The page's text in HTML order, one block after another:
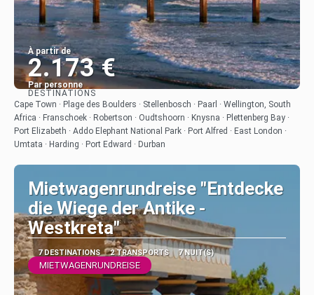
À partir de
2.173 €
Par personne
Afficher
DESTINATIONS
Cape Town · Plage des Boulders · Stellenbosch · Paarl · Wellington, South
Africa · Franschoek · Robertson · Oudtshoorn · Knysna · Plettenberg Bay ·
Port Elizabeth · Addo Elephant National Park · Port Alfred · East London ·
Umtata · Harding · Port Edward · Durban
Mietwagenrundreise "Entdecke
die Wiege der Antike -
Westkreta"
7 DESTINATIONS 2 TRANSPORTS 7 NUIT(S)
MIETWAGENRUNDREISE